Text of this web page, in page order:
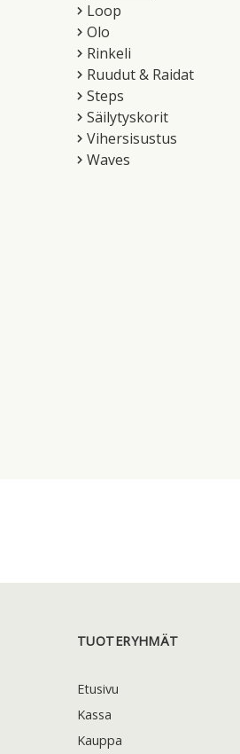
Loop
Olo
Rinkeli
Ruudut & Raidat
Steps
Säilytyskorit
Vihersisustus
Waves
TUOTERYHMÄT
Etusivu
Kassa
Kauppa